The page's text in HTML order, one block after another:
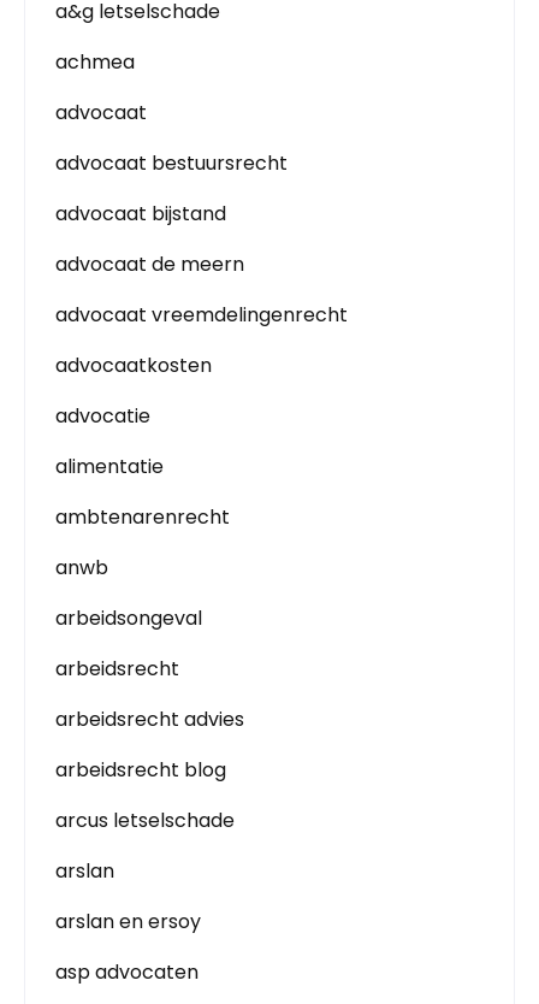
a&g letselschade
achmea
advocaat
advocaat bestuursrecht
advocaat bijstand
advocaat de meern
advocaat vreemdelingenrecht
advocaatkosten
advocatie
alimentatie
ambtenarenrecht
anwb
arbeidsongeval
arbeidsrecht
arbeidsrecht advies
arbeidsrecht blog
arcus letselschade
arslan
arslan en ersoy
asp advocaten